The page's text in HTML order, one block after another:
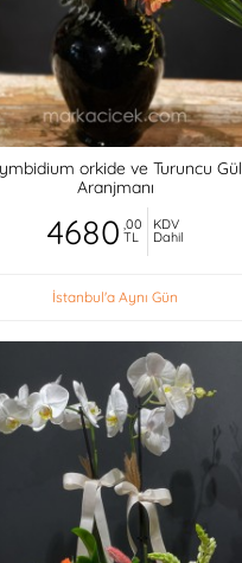
orkide ve Turuncu Gül
Aranjmanı
4680 ,00
TL
KDV
Dahil
İstanbul'a Aynı Gün